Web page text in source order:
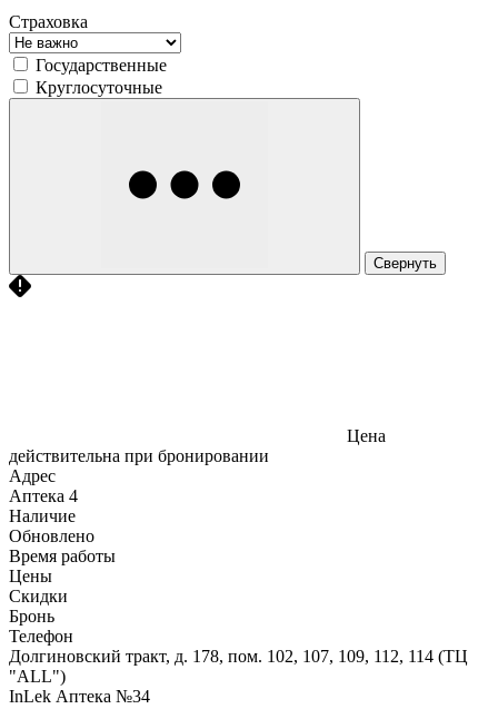
Страховка
Государственные
Круглосуточные
Свернуть
Цена
действительна при бронировании
Адрес
Аптека 4
Наличие
Обновлено
Время работы
Цены
Скидки
Бронь
Телефон
Долгиновский тракт, д. 178, пом. 102, 107, 109, 112, 114 (ТЦ
"ALL")
InLek Аптека №34